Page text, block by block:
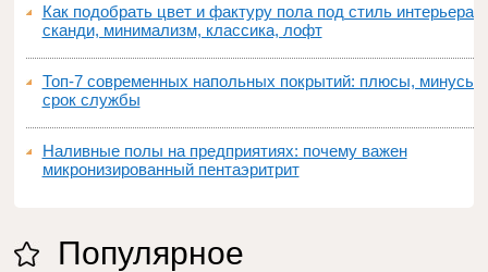
Как подобрать цвет и фактуру пола под стиль интерьера:
сканди, минимализм, классика, лофт
Топ‑7 современных напольных покрытий: плюсы, минусы,
срок службы
Наливные полы на предприятиях: почему важен
микронизированный пентаэритрит
Популярное